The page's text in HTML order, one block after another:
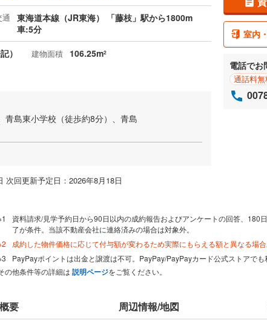
通
東海道本線（JR東海） 「藤枝」駅から1800m
車:5分
） 建物面積 106.25m2
青島東小学校（徒歩約8分）、青島
次回更新予定日：2026年8月18日
室内
電話でお
通話料
資料請求/見学予約日から90日以内の成約報告およびアンケートの回答、180
了が条件。当該不動産会社に連絡済みの場合は対象外。
成約した物件価格に応じて付与額が変わるため実際にもらえる額と異なる場合
PayPayポイントは出金と譲渡は不可。PayPay/PayPayカード公式ストアでも
の他条件等の詳細は 説明ページをご覧ください。
要 周辺情報/地図